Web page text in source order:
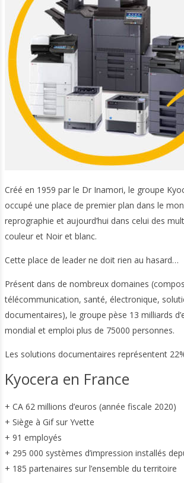
Créé en 1959 par le Dr Inamori, le groupe
occupé une place de premier plan dans le
reprographie et aujourd’hui dans celui des
couleur et Noir et blanc.
Cette place de leader ne doit rien au hasard…
Présent dans de nombreux domaines
télécommunication, santé, électronique,
documentaires), le groupe pèse 13 milliards
mondial et emploi plus de 75000 personnes.
Les solutions documentaires représentent
Kyocera en France
+ CA 62 millions d’euros (année fiscale 2020)
+ Siège à Gif sur Yvette
+ 91 employés
+ 295 000 systèmes d’impression installés
+ 185 partenaires sur l’ensemble du territoire